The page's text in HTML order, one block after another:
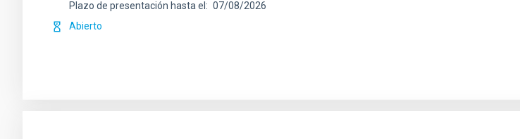
Plazo de presentación hasta el
07/08/2026
Abierto